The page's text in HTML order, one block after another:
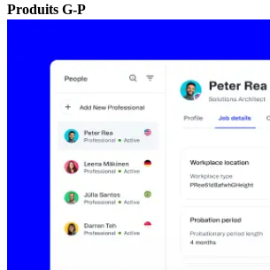
Produits G-P​​